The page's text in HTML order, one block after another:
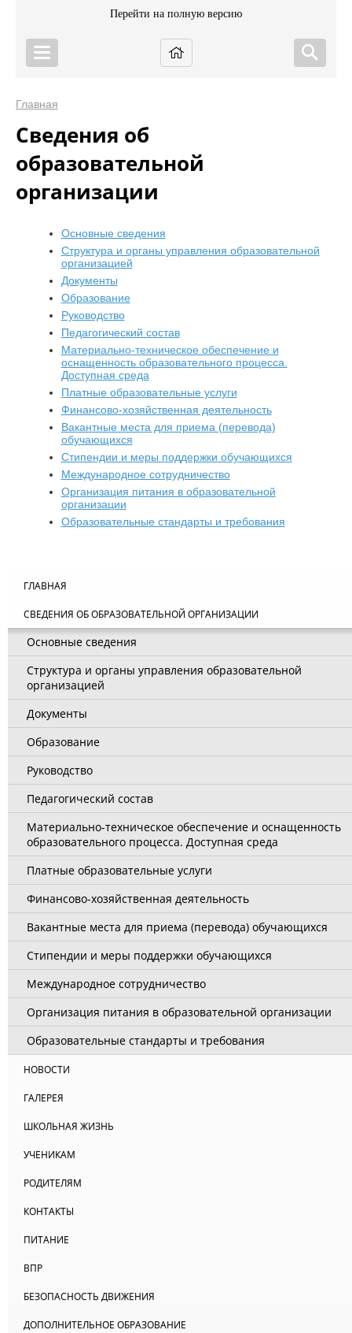
Перейти на полную версию
Главная
Сведения об
образовательной
организации
Основные сведения
Структура и органы управления образовательной
организацией
Документы
Образование
Руководство
Педагогический состав
Материально-техническое обеспечение и
оснащенность образовательного процесса.
Доступная среда
Платные образовательные услуги
Финансово-хозяйственная деятельность
Вакантные места для приема (перевода)
обучающихся
Стипендии и меры поддержки обучающихся
Международное сотрудничество
Организация питания в образовательной
организации
Образовательные стандарты и требования
ГЛАВНАЯ
СВЕДЕНИЯ ОБ ОБРАЗОВАТЕЛЬНОЙ ОРГАНИЗАЦИИ
Основные сведения
Структура и органы управления образовательной
организацией
Документы
Образование
Руководство
Педагогический состав
Материально-техническое обеспечение и оснащенность
образовательного процесса. Доступная среда
Платные образовательные услуги
Финансово-хозяйственная деятельность
Вакантные места для приема (перевода) обучающихся
Стипендии и меры поддержки обучающихся
Международное сотрудничество
Организация питания в образовательной организации
Образовательные стандарты и требования
НОВОСТИ
ГАЛЕРЕЯ
ШКОЛЬНАЯ ЖИЗНЬ
УЧЕНИКАМ
РОДИТЕЛЯМ
КОНТАКТЫ
ПИТАНИЕ
ВПР
БЕЗОПАСНОСТЬ ДВИЖЕНИЯ
ДОПОЛНИТЕЛЬНОЕ ОБРАЗОВАНИЕ